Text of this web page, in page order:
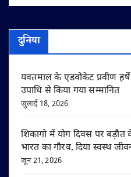
दुनिया
यवतमाल के एडवोकेट प्रवीण
उपाधि से किया गया सम्मानित
जुलाई 18, 2026
शिकागो में योग दिवस पर बड़ौत
भारत का गौरव, दिया स्वस्थ
जून 21, 2026